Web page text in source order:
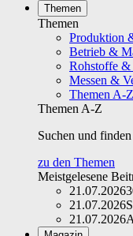
Themen
Themen
Produktion
Betrieb &
Rohstoffe &
Messen &
Themen A-Z
Themen A-Z
Suchen und
zu den Themen
Meistgelesene
21.07.2026
21.07.2026
21.07.2026